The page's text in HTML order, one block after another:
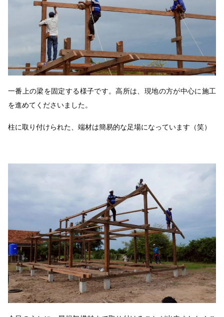
一番上の梁を固定する様子です。高所は、現地の方が中心に施工
を進めてくださいました。
柱に取り付けられた、端材は簡易的な足場になっています（笑）